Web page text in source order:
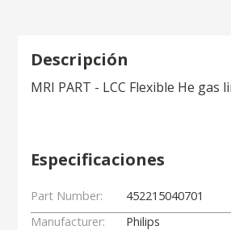
Descripción
MRI PART - LCC Flexible He gas
Especificaciones
Part Number:
452215040701
Manufacturer:
Philips